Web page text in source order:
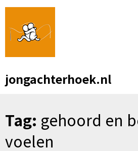
Skip
content
jongachterhoek.nl
Tag: gehoord en
voelen